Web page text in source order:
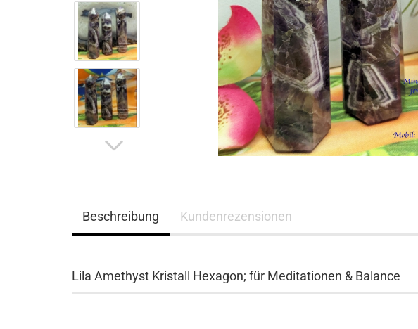
Beschreibung Kundenrezensionen
Lila Amethyst Kristall Hexagon; für Meditationen & Balance